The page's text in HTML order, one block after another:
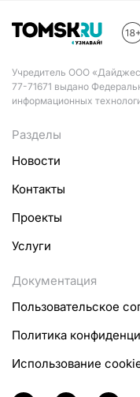
Учредитель ООО
77-71671 выдано
информационных
Разделы
Новости
Контакты
Проекты
Услуги
Документация
Пользовательское
Политика
Использование